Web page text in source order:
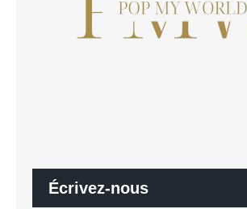
Écrivez-nous